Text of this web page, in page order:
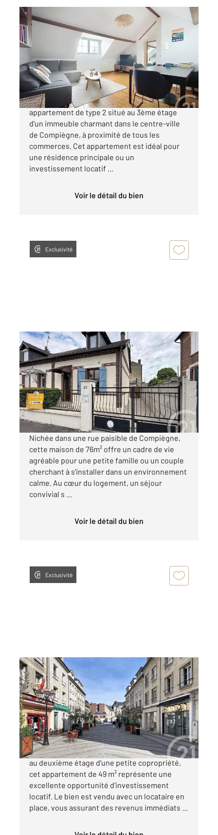
COMPIEGNE 60
2, 2 pièces
Ref : 17463
Appartement F2 à vendre
128 000 €
COMPIEGNE - LES SABLONS Découvrez cet
appartement de type 2 situé au 3ème étage
d'un immeuble charmant dans le centre-ville
de Compiègne, à proximité de tous les
commerces. Cet appartement est idéal pour
une résidence principale ou un
investissement locatif ...
Voir le détail du bien
Exclusivité
COMPIEGNE 60
75,60 m2, 3 pièces
Ref : 17908
Maison à vendre
199 000 €
Visiter le site dédié
Nichée dans une rue paisible de Compiègne,
cette maison de 76m² offre un cadre de vie
agréable pour une petite famille ou un couple
cherchant à s'installer dans un environnement
calme. Au cœur du logement, un séjour
convivial s ...
Voir le détail du bien
Exclusivité
COMPIEGNE 60
49,23 m2, 2 pièces
Ref : 17074
Appartement F2 à vendre
146 000 €
Situé au cœur du centre-ville de Compiègne,
au deuxième étage d'une petite copropriété,
cet appartement de 49 m² représente une
excellente opportunité d'investissement
locatif. Le bien est vendu avec un locataire en
place, vous assurant des revenus immédiats ...